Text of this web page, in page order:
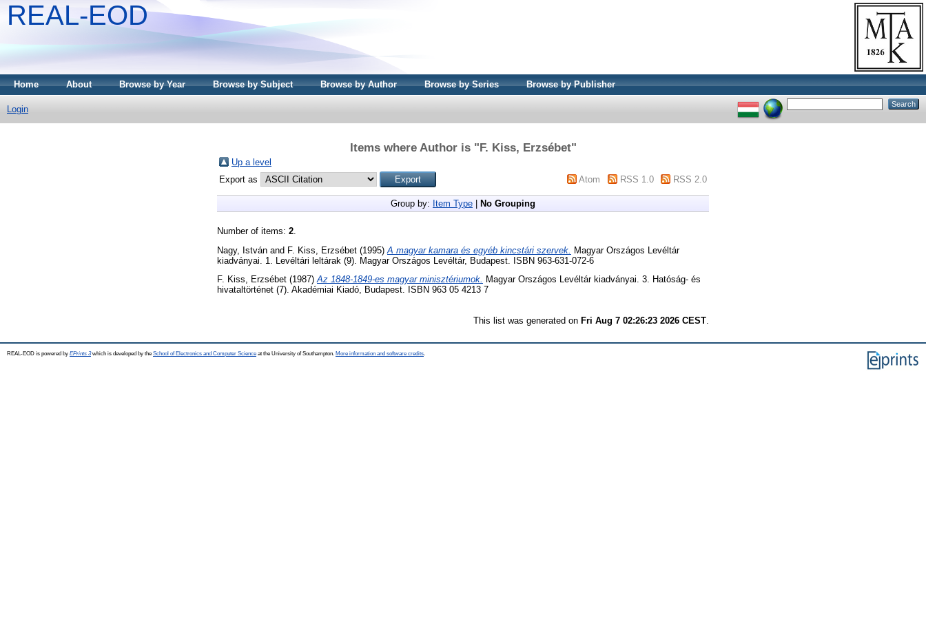
REAL-EOD
Home About Browse by Year Browse by Subject Browse by Author Browse by Series Browse by Publisher
Login
Items where Author is "F. Kiss, Erzsébet"
Up a level
Export as
Atom RSS 1.0 RSS 2.0
Group by: Item Type No Grouping
Number of items: 2
Nagy, István and F. Kiss, Erzsébet (1995) A magyar kamara és egyéb kincstári szervek. Magyar Országos Levéltár
kiadványai. 1. Levéltári leltárak (9). Magyar Országos Levéltár, Budapest. ISBN 963-631-072-6
F. Kiss, Erzsébet (1987)Az 1848-1849-es magyar minisztériumok. Magyar Országos Levéltár kiadványai. 3. Hatóság- és
hivataltörténet (7). Akadémiai Kiadó, Budapest. ISBN 963 05 4213 7
This list was generated on Fri Aug 7 02:26:23 2026 CEST.
REAL-EOD is powered by EPrints 3which is developed by the School of Electronics and Computer Science at the University of Southampton. More information and software credits